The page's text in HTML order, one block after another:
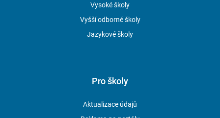
Vysoké školy
Vyšší odborné školy
Jazykové školy
Pro školy
Aktualizace údajů